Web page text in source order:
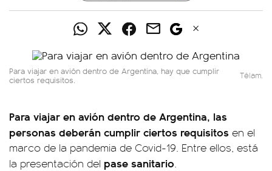
Para viajar en avión dentro de Argentina, hay que cumplir
ciertos requisitos. Télam.
Para viajar en avión dentro de Argentina, las
personas deberán cumplir ciertos requisitos en el
marco de la pandemia de Covid-19. Entre ellos, está
la presentación del pase sanitario.